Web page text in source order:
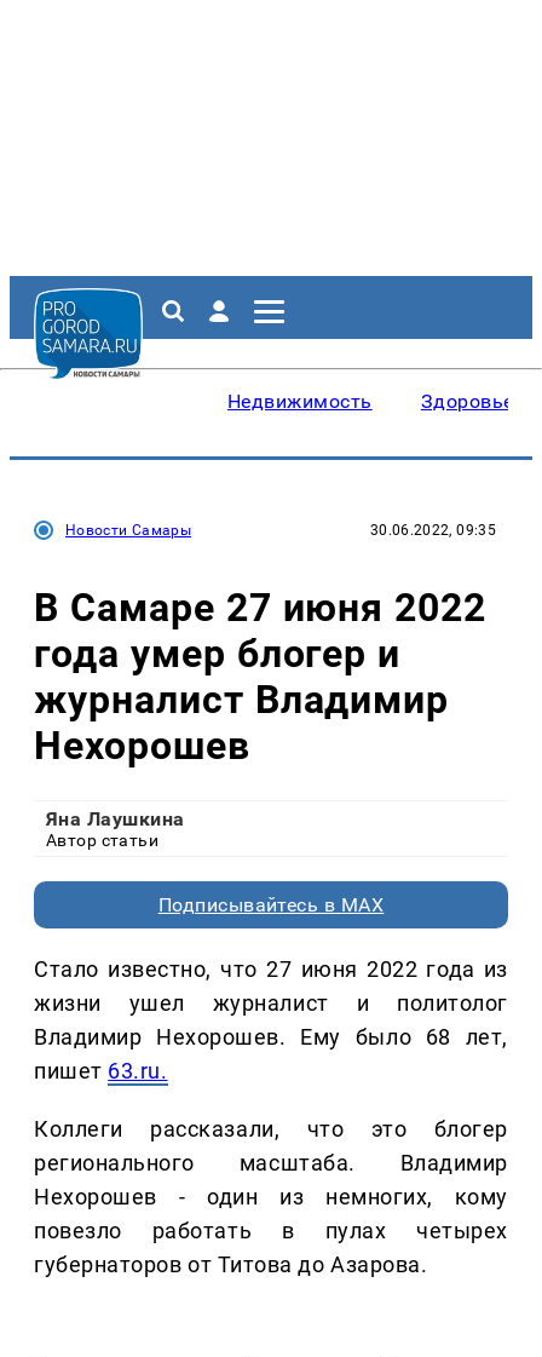
Недвижимость Здоровье
Новости Самары 30.06.2022, 09:35
В Самаре 27 июня 2022
года умер блогер и
журналист Владимир
Нехорошев
Яна Лаушкина
Автор статьи
Подписывайтесь в MAX
Стало известно, что 27 июня 2022 года из
жизни ушел журналист и политолог
Владимир Нехорошев. Ему было 68 лет,
пишет 63.ru.
Коллеги рассказали, что это блогер
регионального масштаба. Владимир
Нехорошев - один из немногих, кому
повезло работать в пулах четырех
губернаторов от Титова до Азарова.